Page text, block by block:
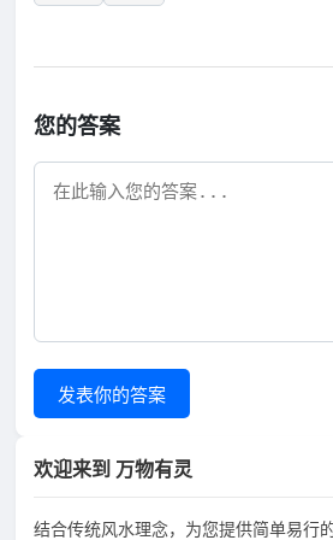
您的答案
发表你的答案
欢迎来到 万物有灵
结合传统风水理念，为您提供简单易行